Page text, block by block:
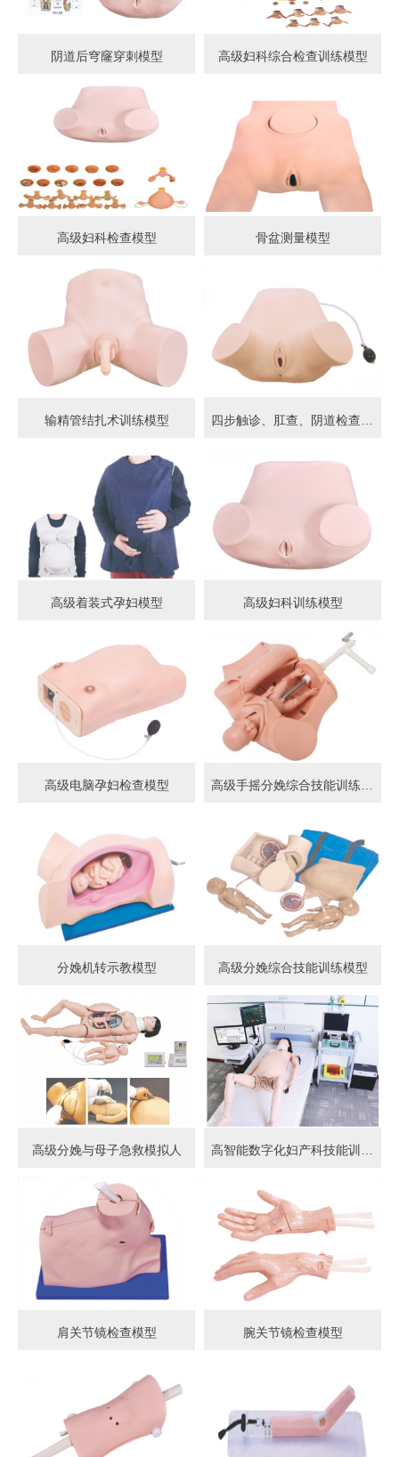
阴道后穹窿穿刺模型 高级妇科综合检查训练模型
高级妇科检查模型 骨盆测量模型
输精管结扎术训练模型 四步触诊、肛查、阴道检查训练模型
高级着装式孕妇模型 高级妇科训练模型
高级电脑孕妇检查模型 高级手摇分娩综合技能训练模型
分娩机转示教模型 高级分娩综合技能训练模型
高级分娩与母子急救模拟人
肩关节镜检查模型 腕关节镜检查模型